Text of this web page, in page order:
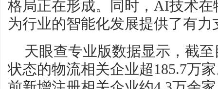
格局正在形成。同时，AI技术
为行业的智能化发展提供了有力
天眼查专业版数据显示，截
状态的物流相关企业超185.7万